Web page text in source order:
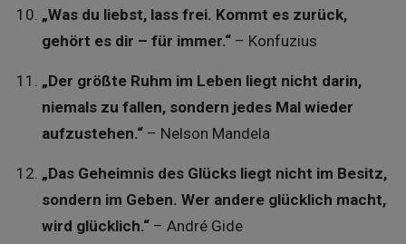
„Was du liebst, lass frei. Kommt es zurück,
gehört es dir – für immer.“– Konfuzius
„Der größte Ruhm im Leben liegt nicht darin,
niemals zu fallen, sondern jedes Mal wieder
aufzustehen.“– Nelson Mandela
„Das Geheimnis des Glücks liegt nicht im Besitz,
sondern im Geben. Wer andere glücklich macht,
wird glücklich.“– André Gide